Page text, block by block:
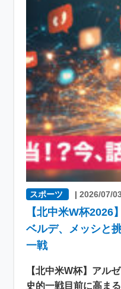
スポーツ |2026/07/
【北中米W杯2026
ベルデ、メッシと
一戦
【北中米W杯】アル
史的一戦目前に高ま